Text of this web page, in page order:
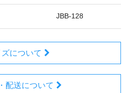
JBB-128
について
配送について